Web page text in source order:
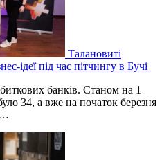
Талановиті
ідеї під час пітчингу в Бучі
банків. Станом на 1
34, а вже на початок березня